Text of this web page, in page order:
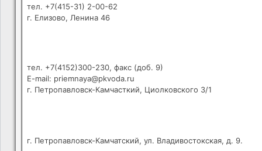
тел. +7(415-31) 2-00-62
г. Елизово, Ленина 46
тел. +7(4152)300-230, факс (доб. 9)
E-mail: priemnaya@pkvoda.ru
г. Петропавловск-Камчасткий, Циолковского 3/1
г. Петропавловск-Камчатский, ул. Владивостокская, д. 9.